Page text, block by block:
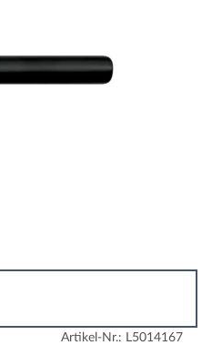
Artikel-Nr.: L5014167